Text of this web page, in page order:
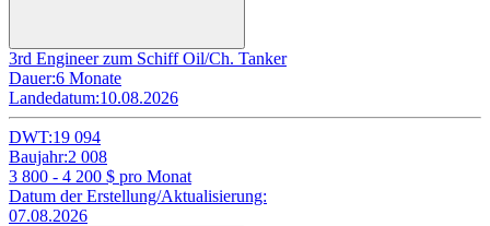
3rd Engineer zum Schiff Oil/Ch. Tanker
Dauer:6 Monate
Landedatum:10.08.2026
DWT:19 094
Baujahr:2 008
3 800 - 4 200 $ pro Monat
Datum der Erstellung/Aktualisierung:
07.08.2026